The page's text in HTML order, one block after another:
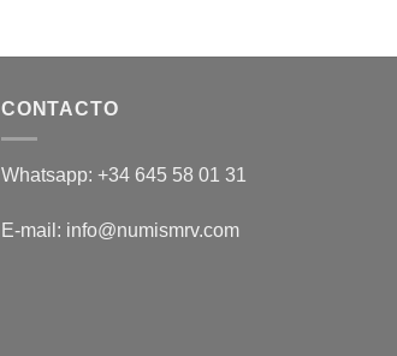
CONTACTO
Whatsapp: +34 645 58 01 31
E-mail: info@numismrv.com